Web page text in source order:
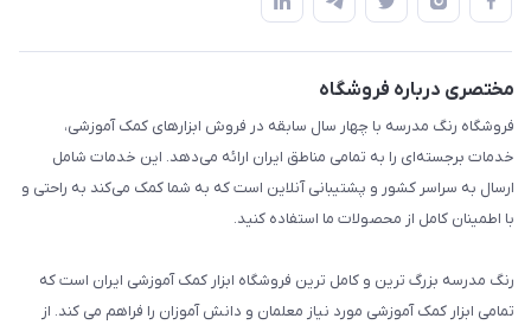
استایل معلم و دانش آموز
بازی و نمایش
تزئین کلاس
طرح های تشویقی
گیفت ها و جوایز
سایر محصولات
حریم خصوصی
مختصری درباره فروشگاه
فروشگاه رنگ مدرسه با چهار سال سابقه در فروش ابزارهای کمک آموزشی،
خدمات برجسته‌ای را به تمامی مناطق ایران ارائه می‌دهد. این خدمات شامل
ارسال به سراسر کشور و پشتیبانی آنلاین است که به شما کمک می‌کند به راحتی و
با اطمینان کامل از محصولات ما استفاده کنید.
رنگ مدرسه بزرگ ترین و کامل ترین فروشگاه ابزار کمک آموزشی ایران است که
تمامی ابزار کمک آموزشی مورد نیاز معلمان و دانش آموزان را فراهم می کند. از